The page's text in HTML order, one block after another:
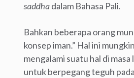
saddhadalam Bahasa Pali.
Bahkan beberapa orang
konsep iman.” Hal ini
mengalami suatu hal di
untuk berpegang teguh